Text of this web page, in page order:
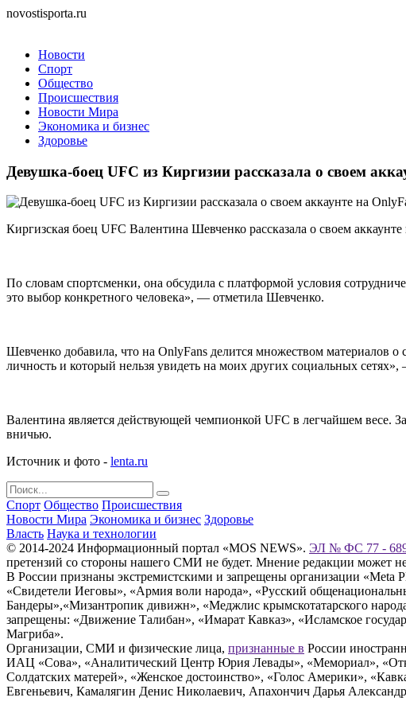
novostisporta.ru
Новости
Спорт
Общество
Происшествия
Новости Мира
Экономика и бизнес
Здоровье
Девушка-боец UFC из Киргизии рассказала о своем
Киргизская боец UFC Валентина Шевченко рассказала о своем
По словам спортсменки, она обсудила с платформой условия
это выбор конкретного человека», — отметила Шевченко.
Шевченко добавила, что на OnlyFans делится множеством материалов
личность и который нельзя увидеть на моих других социальных
Валентина является действующей чемпионкой UFC в легчайшем весе.
вничью.
Источник и фото - lenta.ru
Спорт Общество Происшествия
Новости Мира Экономика и бизнес Здоровье
Власть Наука и технологии
© 2014-2024 Информационный портал «MOS NEWS». ЭЛ № ФС 77 -
претензий со стороны нашего СМИ не будет. Мнение редакции может
В России признаны экстремистскими и запрещены организации «Meta
«Свидетели Иеговы», «Армия воли народа», «Русский
Бандеры»,«Мизантропик дивижн», «Меджлис крымскотатарского
запрещены: «Движение Талибан», «Имарат Кавказ», «Исламское
Магриба».
Организации, СМИ и физические лица, признанные в России
ИАЦ «Сова», «Аналитический Центр Юрия Левады», «Мемориал»,
Солдатских матерей», «Женское достоинство», «Голос Америки»,
Евгеньевич, Камалягин Денис Николаевич, Апахончич Дарья